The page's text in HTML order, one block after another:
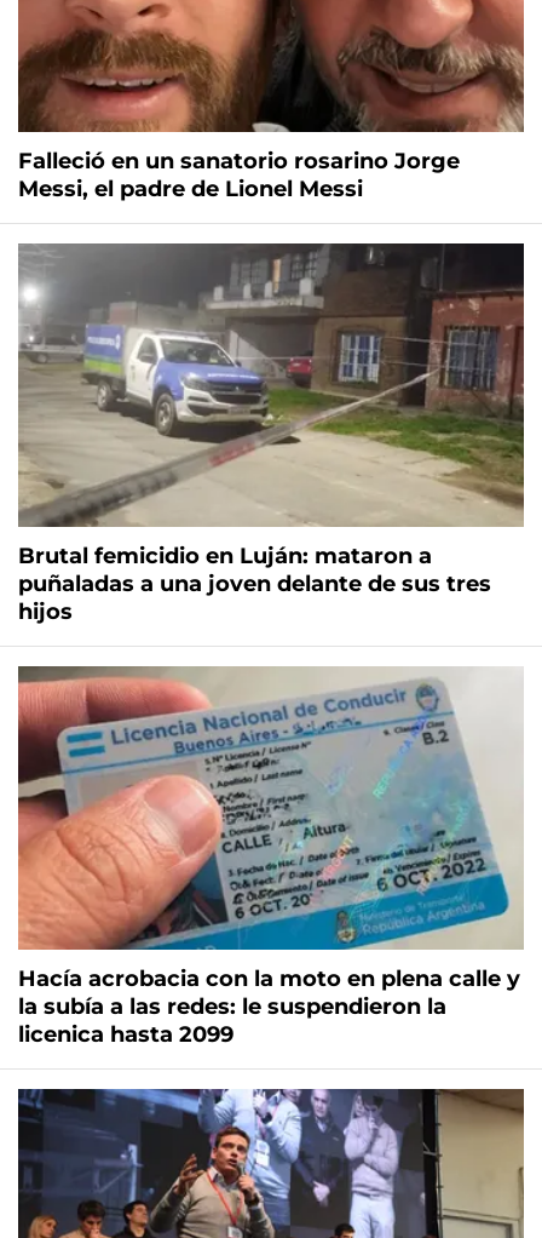
Falleció en un sanatorio rosarino Jorge
Messi, el padre de Lionel Messi
Brutal femicidio en Luján: mataron a
puñaladas a una joven delante de sus tres
hijos
Hacía acrobacia con la moto en plena calle y
la subía a las redes: le suspendieron la
licenica hasta 2099